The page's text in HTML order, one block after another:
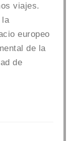
viajes.
la
europeo
de la
de